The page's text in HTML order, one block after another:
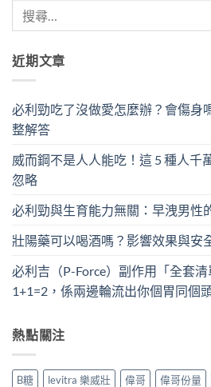
近期文章
必利勁吃了沒做愛怎麼辦？會傷身
整解答
威而鋼不是人人能吃！這 5 種人千
忽略
必利勁與生育能力無關：早洩男性
壯陽藥可以喝酒嗎？影響效果與安
必利吉（P-Force）副作用「全套
1+1=2，係兩邊輪流出你個胃同個
熱點關注
B糖 levitra 樂威壯 偉哥 偉哥份量